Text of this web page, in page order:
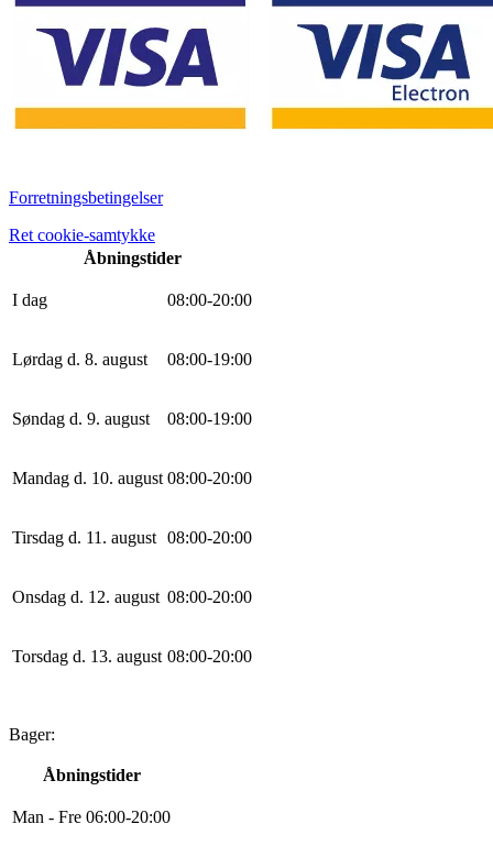
Forretningsbetingelser
Ret cookie-samtykke
Åbningstider
I dag 08:00-20:00
Lørdag d. 8. august 08:00-19:00
Søndag d. 9. august 08:00-19:00
Mandag d. 10. august 08:00-20:00
Tirsdag d. 11. august 08:00-20:00
Onsdag d. 12. august 08:00-20:00
Torsdag d. 13. august 08:00-20:00
Bager:
Åbningstider
Man - Fre 06:00-20:00